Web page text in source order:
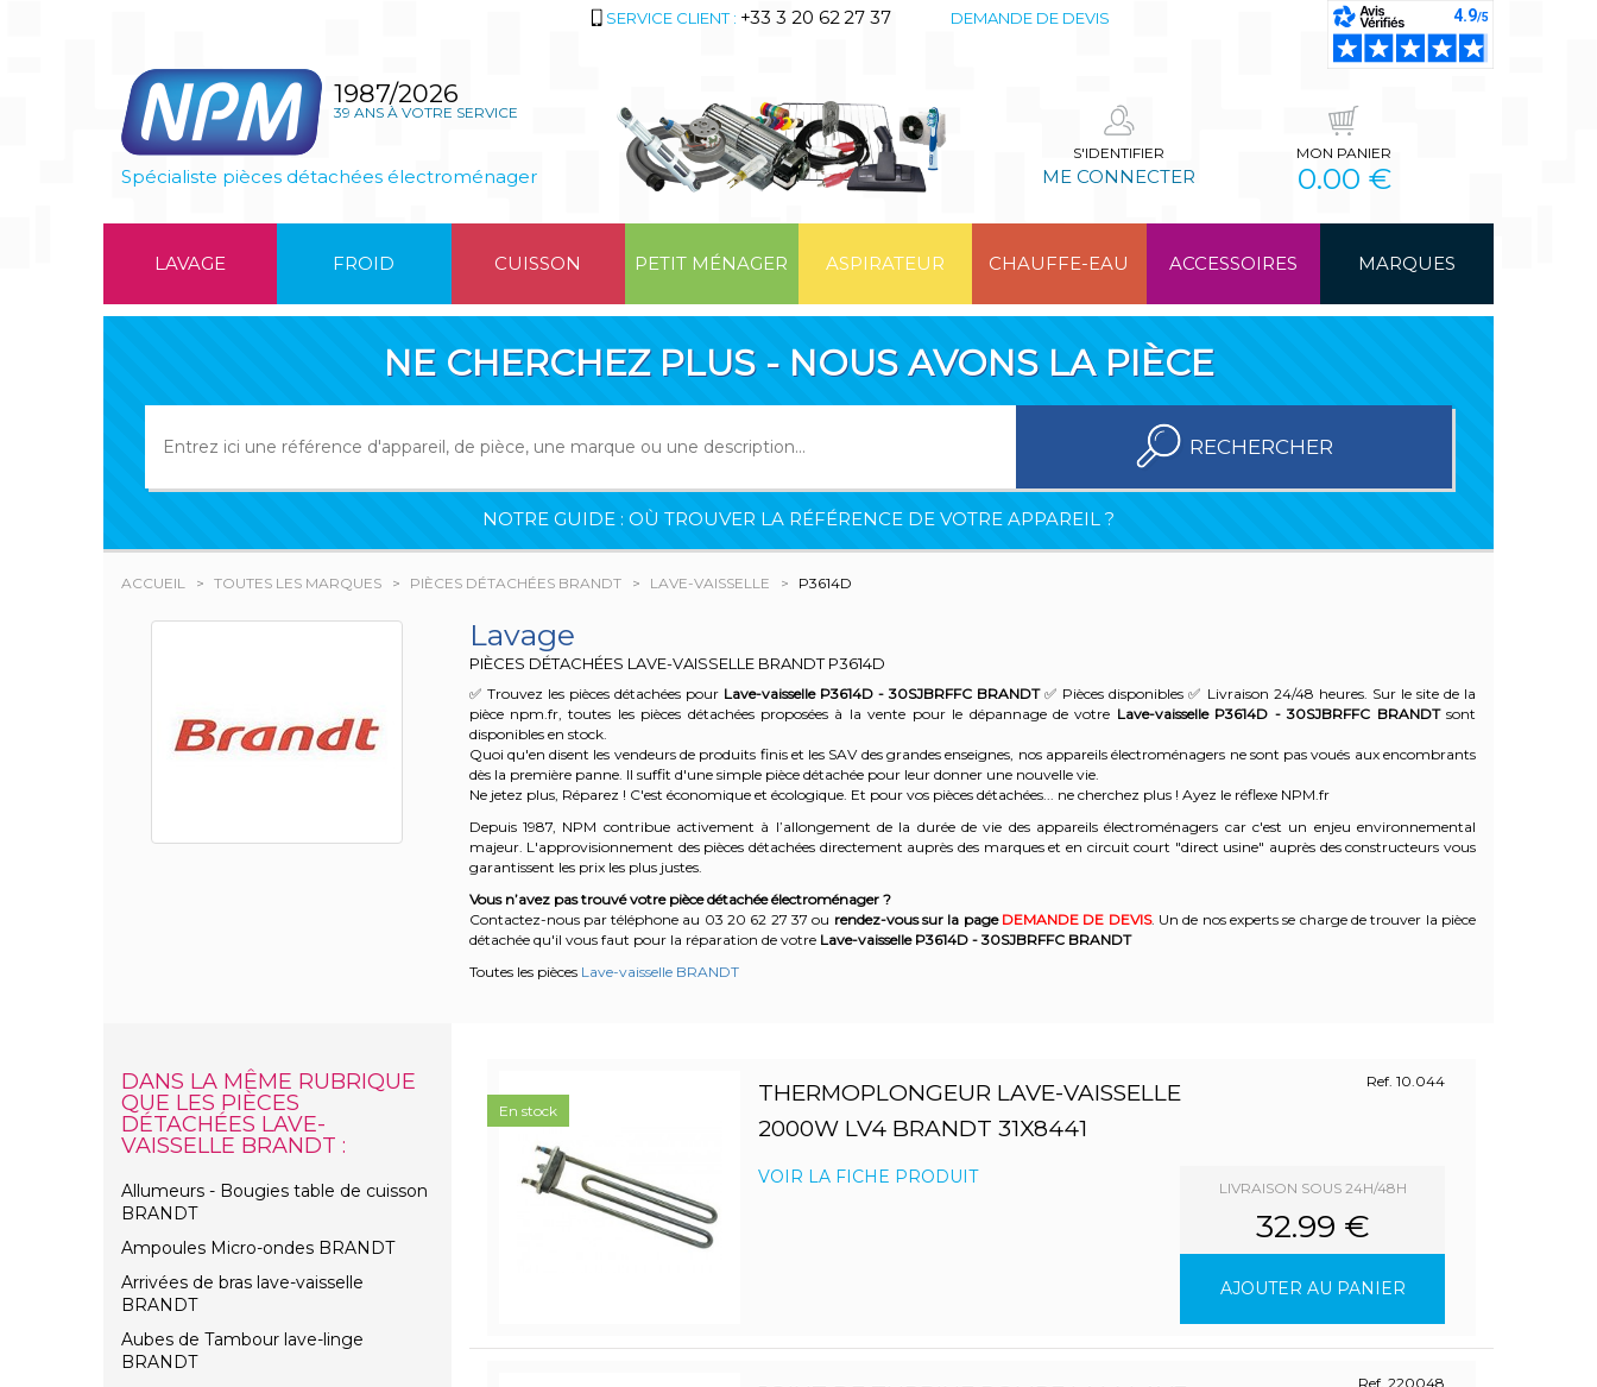
SERVICE CLIENT : +33 3 20 62 27 37 DEMANDE DE DEVIS
1987/2026
39 ANS À VOTRE SERVICE
Spécialiste pièces détachées électroménager
S'IDENTIFIER
ME CONNECTER
MON PANIER
0.00 €
LAVAGE FROID CUISSON PETIT MÉNAGER ASPIRATEUR CHAUFFE-EAU ACCESSOIRES MARQUES
NE CHERCHEZ PLUS - NOUS AVONS LA PIÈCE
RECHERCHER
NOTRE GUIDE : OÙ TROUVER LA RÉFÉRENCE DE VOTRE APPAREIL ?
ACCUEIL TOUTES LES MARQUES PIÈCES DÉTACHÉES BRANDT LAVE-VAISSELLE P3614D
Lavage
PIÈCES DÉTACHÉES LAVE-VAISSELLE BRANDTP3614D
✅ Trouvez les pièces détachées pour Lave-vaisselle P3614D - 30SJBRFFC BRANDT✅ Pièces disponibles ✅ Livraison 24/48 heures. Sur le site de la
pièce npm.fr, toutes les pièces détachées proposées à la vente pour le dépannage de votre Lave-vaisselle P3614D - 30SJBRFFC BRANDTsont
disponibles en stock.
Quoi qu'en disent les vendeurs de produits finis et les SAV des grandes enseignes, nos appareils électroménagers ne sont pas voués aux encombrants
dès la première panne. Il suffit d'une simple pièce détachée pour leur donner une nouvelle vie.
Ne jetez plus, Réparez ! C'est économique et écologique. Et pour vos pièces détachées... ne cherchez plus ! Ayez le réflexe NPM.fr
Depuis 1987, NPM contribue activement à l’allongement de la durée de vie des appareils électroménagers car c'est un enjeu environnemental
majeur. L'approvisionnement des pièces détachées directement auprès des marques et en circuit court "direct usine" auprès des constructeurs vous
garantissent les prix les plus justes.
Vous n’avez pas trouvé votre pièce détachée électroménager ?
Contactez-nous par téléphone au 03 20 62 27 37 ou rendez-vous sur la page DEMANDE DE DEVIS. Un de nos experts se charge de trouver la pièce
détachée qu'il vous faut pour la réparation de votre Lave-vaisselle P3614D - 30SJBRFFC BRANDT
Toutes les pièces Lave-vaisselle BRANDT
DANS LA MÊME RUBRIQUE
QUE LES PIÈCES
DÉTACHÉES LAVE-
VAISSELLE BRANDT :
Allumeurs - Bougies table de cuisson
BRANDT
Ampoules Micro-ondes BRANDT
Arrivées de bras lave-vaisselle
BRANDT
Aubes de Tambour lave-linge
BRANDT
THERMOPLONGEUR LAVE-VAISSELLE
2000W LV4 BRANDT 31X8441
Ref. 10.044
VOIR LA FICHE PRODUIT
LIVRAISON SOUS 24H/48H
32.99 €
AJOUTER AU PANIER
En stock
Ref. 220048